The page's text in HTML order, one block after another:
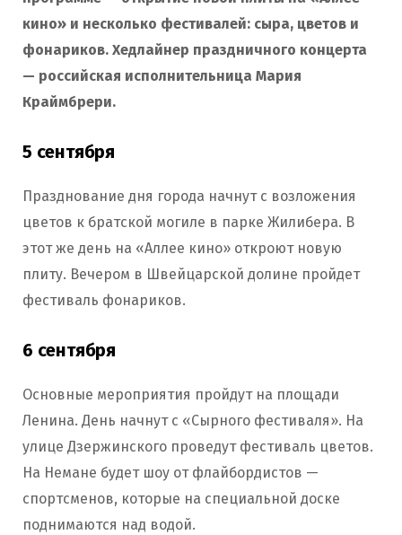
кино» и несколько фестивалей: сыра, цветов и
фонариков. Хедлайнер праздничного концерта
— российская исполнительница Мария
Краймбрери.
5 сентября
Празднование дня города начнут с возложения
цветов к братской могиле в парке Жилибера. В
этот же день на «Аллее кино» откроют новую
плиту. Вечером в Швейцарской долине пройдет
фестиваль фонариков.
6 сентября
Основные мероприятия пройдут на площади
Ленина. День начнут с «Сырного фестиваля». На
улице Дзержинского проведут фестиваль цветов.
На Немане будет шоу от флайбордистов —
спортсменов, которые на специальной доске
поднимаются над водой.